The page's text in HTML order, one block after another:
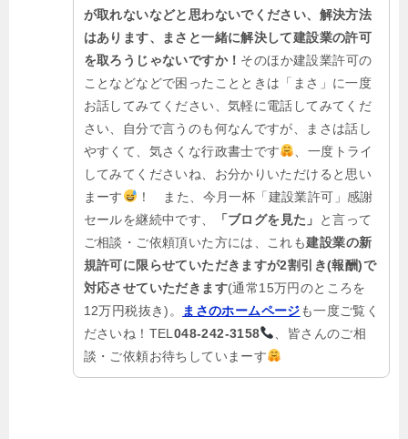
が取れないなどと思わないでください、解決方法
はあります、まさと一緒に解決して建設業の許可
を取ろうじゃないですか！ そのほか建設業許可の
ことなどなどで困ったことときは「まさ」に一度
お話してみてください、気軽に電話してみてくだ
さい、自分で言うのも何なんですが、まさは話し
やすくて、気さくな行政書士です
、一度トライ
してみてくださいね、お分かりいただけると思い
まーす
！ また、今月一杯「建設業許可」感謝
セールを継続中です、
「ブログを見た」
と言って
ご相談・ご依頼頂いた方には、これも建設業の新
規許可に限らせていただきますが2割引き(報酬)で
対応させていただきます(通常15万円のところを
12万円税抜き)。
まさのホームページも一度ご覧く
ださいね！TEL 048-242-3158
、皆さんのご相
談・ご依頼お待ちしていまーす